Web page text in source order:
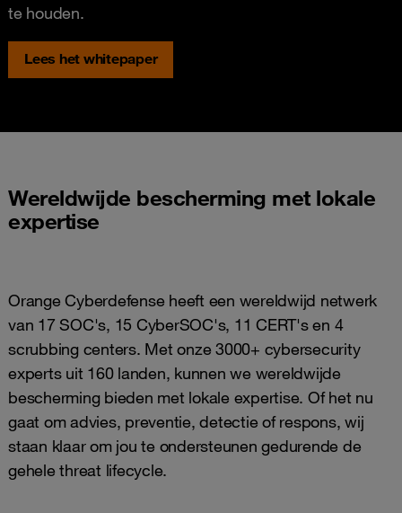
te houden.
Lees het whitepaper
Wereldwijde bescherming met lokale
expertise
Orange Cyberdefense heeft een wereldwijd netwerk
van 17 SOC's, 15 CyberSOC's, 11 CERT's en 4
scrubbing centers. Met onze 3000+ cybersecurity
experts uit 160 landen, kunnen we wereldwijde
bescherming bieden met lokale expertise. Of het nu
gaat om advies, preventie, detectie of respons, wij
staan klaar om jou te ondersteunen gedurende de
gehele threat lifecycle.